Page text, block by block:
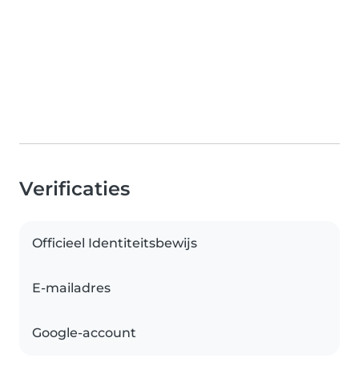
Verificaties
Officieel Identiteitsbewijs
E-mailadres
Google-account